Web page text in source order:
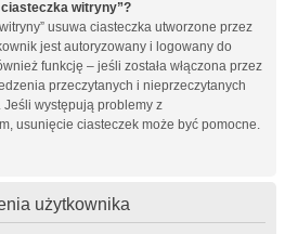
ciasteczka witryny”?
usuwa ciasteczka utworzone przez
jest autoryzowany i logowany do
funkcję – jeśli została włączona przez
przeczytanych i nieprzeczytanych
występują problemy z
usunięcie ciasteczek może być pomocne.
użytkownika